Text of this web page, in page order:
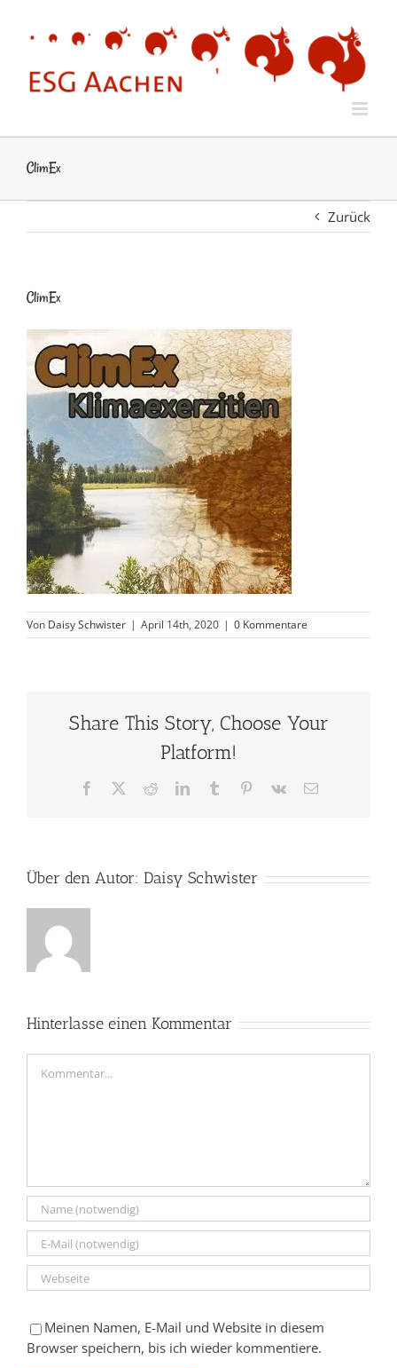
springen
ClimEx
Zurück
ClimEx
Von Daisy Schwister | April 14th, 2020 | 0 Kommentare
Share This Story, Choose Your
Platform!
Facebook RedditLinkedInTumblr Pinterest
Vk
E-
Über den Autor: Daisy Schwister
Hinterlasse einen Kommentar
Meinen Namen, E-Mail und Website in diesem
Browser speichern, bis ich wieder kommentiere.